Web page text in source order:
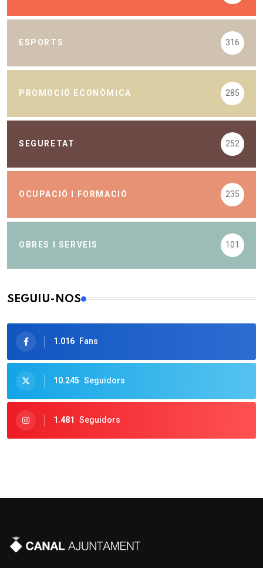
ESPORTS 316
PROMOCIÓ ECONÒMICA 285
SEGURETAT 252
OCUPACIÓ I FORMACIÓ 235
OBRES I SERVEIS 101
SEGUIU-NOS
1.016 Fans
10.245 Seguidors
1.481 Seguidors